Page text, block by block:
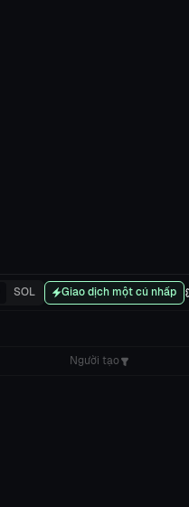
SOL Giao dịch một cú nhấp
Người tạo